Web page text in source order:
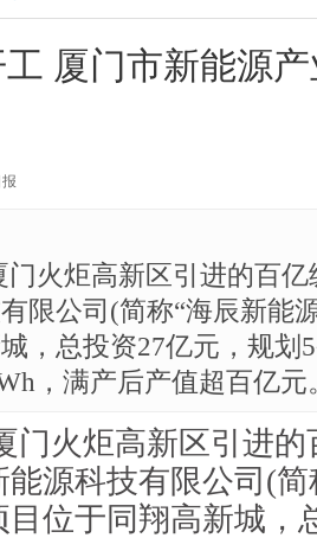
厦门市新能源
门火炬高新区引进的百
限公司(简称“海辰新能
，总投资27亿元，规划
，满产后产值超百亿元
门火炬高新区引进
源科技有限公司(简
位于同翔高新城，